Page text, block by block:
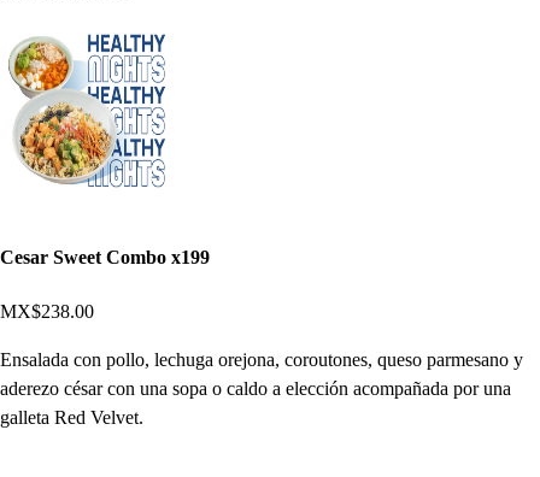
Cesar Sweet Combo x199
MX$238.00
Ensalada con pollo, lechuga orejona, coroutones, queso parmesano y
aderezo césar con una sopa o caldo a elección acompañada por una
galleta Red Velvet.